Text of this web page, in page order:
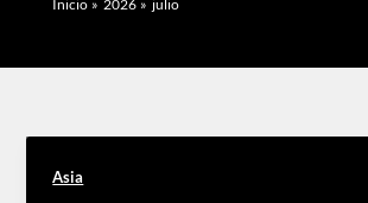
Inicio 2026 julio
Asia